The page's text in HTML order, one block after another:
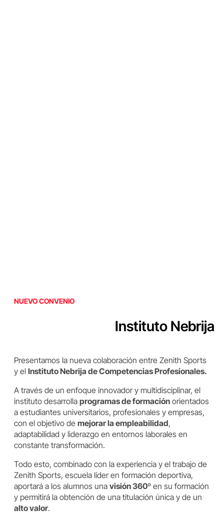
NUEVO CONVENIO
Instituto Nebrija
Presentamos la nueva colaboración entre Zenith Sports
y el Instituto Nebrija de Competencias Profesionales.
A través de un enfoque innovador y multidisciplinar, el
instituto desarrolla programas de formación orientados
a estudiantes universitarios, profesionales y empresas,
con el objetivo de mejorar la empleabilidad,
adaptabilidad y liderazgo en entornos laborales en
constante transformación.
Todo esto, combinado con la experiencia y el trabajo de
Zenith Sports, escuela líder en formación deportiva,
aportará a los alumnos una visión 360º en su formación
y permitirá la obtención de una titulación única y de un
alto valor.